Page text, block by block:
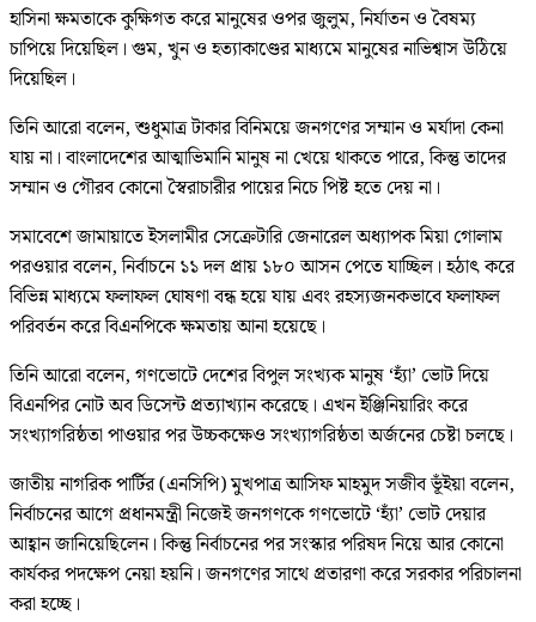
হাসিনা ক্ষমতাকে কুক্ষিগত করে মানুষের ওপর জুলুম, নির্যাতন ও বৈষম্য
চাপিয়ে দিয়েছিল। গুম, খুন ও হত্যাকাণ্ডের মাধ্যমে মানুষের নাভিশ্বাস উঠিয়ে
দিয়েছিল।
তিনি আরো বলেন, শুধুমাত্র টাকার বিনিময়ে জনগণের সম্মান ও মর্যাদা কেনা
যায় না। বাংলাদেশের আত্মাভিমানি মানুষ না খেয়ে থাকতে পারে, কিন্তু তাদের
সম্মান ও গৌরব কোনো স্বৈরাচারীর পায়ের নিচে পিষ্ট হতে দেয় না।
সমাবেশে জামায়াতে ইসলামীর সেক্রেটারি জেনারেল অধ্যাপক মিয়া গোলাম
পরওয়ার বলেন, নির্বাচনে ১১ দল প্রায় ১৮০ আসন পেতে যাচ্ছিল। হঠাৎ করে
বিভিন্ন মাধ্যমে ফলাফল ঘোষণা বন্ধ হয়ে যায় এবং রহস্যজনকভাবে ফলাফল
পরিবর্তন করে বিএনপিকে ক্ষমতায় আনা হয়েছে।
তিনি আরো বলেন, গণভোটে দেশের বিপুল সংখ্যক মানুষ ‘হ্যাঁ’ ভোট দিয়ে
বিএনপির নোট অব ডিসেন্ট প্রত্যাখ্যান করেছে। এখন ইঞ্জিনিয়ারিং করে
সংখ্যাগরিষ্ঠতা পাওয়ার পর উচ্চকক্ষেও সংখ্যাগরিষ্ঠতা অর্জনের চেষ্টা চলছে।
জাতীয় নাগরিক পার্টির (এনসিপি) মুখপাত্র আসিফ মাহমুদ সজীব ভূঁইয়া বলেন,
নির্বাচনের আগে প্রধানমন্ত্রী নিজেই জনগণকে গণভোটে ‘হ্যাঁ’ ভোট দেয়ার
আহ্বান জানিয়েছিলেন। কিন্তু নির্বাচনের পর সংস্কার পরিষদ নিয়ে আর কোনো
কার্যকর পদক্ষেপ নেয়া হয়নি। জনগণের সাথে প্রতারণা করে সরকার পরিচালনা
করা হচ্ছে।